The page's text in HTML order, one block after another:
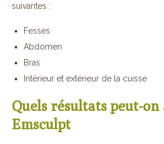
suivantes :
Fesses
Abdomen
Bras
Intérieur et extérieur de la cuisse
Quels résultats peut-
Emsculpt